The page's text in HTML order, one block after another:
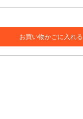
お買い物かごに入れる